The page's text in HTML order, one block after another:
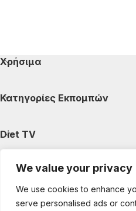
We value your privacy
We use cookies to enhance
serve personalised ads or
Χρήσιμα
Κατηγορίες Εκπομπών
Diet TV
Κατηγορίες Άρθρων
Ακολουθήστε μας